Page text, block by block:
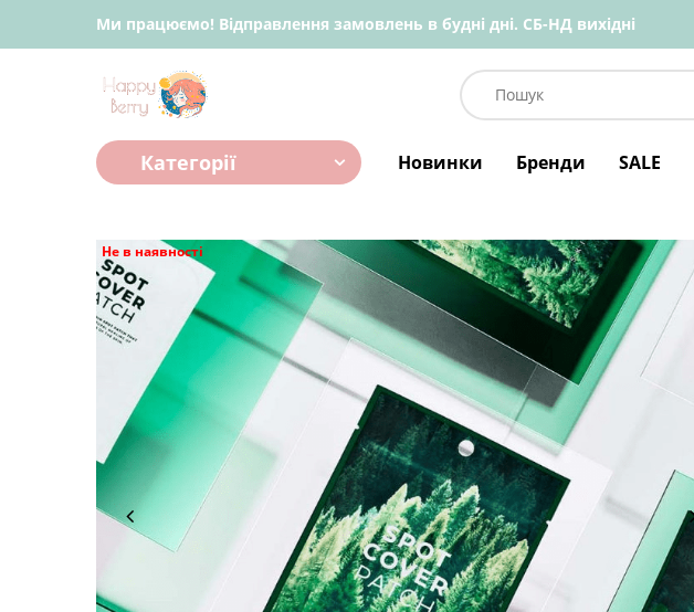
Ми працюємо! Відправлення замовлень в будні дні. СБ-НД вихідні
Категорії Новинки Бренди SALE
Не в наявності